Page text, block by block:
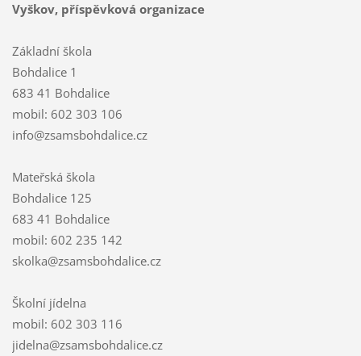
Vyškov, příspěvková organizace
Základní škola
Bohdalice 1
683 41 Bohdalice
mobil: 602 303 106
info@zsamsbohdalice.cz
Mateřská škola
Bohdalice 125
683 41 Bohdalice
mobil: 602 235 142
skolka@zsamsbohdalice.cz
Školní jídelna
mobil: 602 303 116
jidelna@zsamsbohdalice.cz